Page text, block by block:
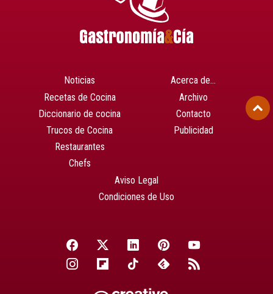
Noticias
Recetas de Cocina
Diccionario de cocina
Trucos de Cocina
Restaurantes
Chefs
Acerca de…
Archivo
Contacto
Publicidad
Aviso Legal
Condiciones de Uso